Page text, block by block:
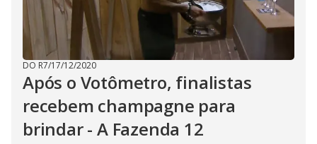
DO R7/17/12/2020
Após o Votômetro, finalistas
recebem champagne para
brindar - A Fazenda 12